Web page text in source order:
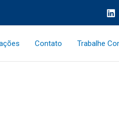
Contato Trabalhe